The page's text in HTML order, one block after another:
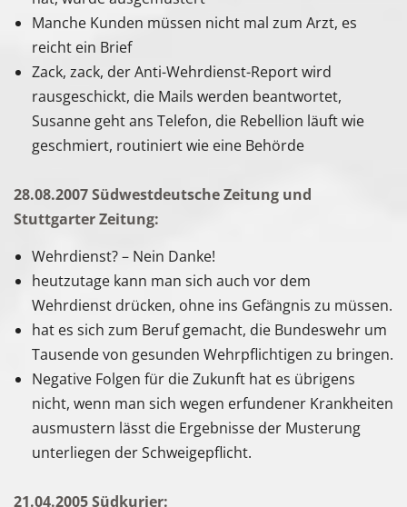
Manche Kunden müssen nicht mal zum Arzt, es
reicht ein Brief
Zack, zack, der Anti-Wehrdienst-Report wird
rausgeschickt, die Mails werden beantwortet,
Susanne geht ans Telefon, die Rebellion läuft wie
geschmiert, routiniert wie eine Behörde
28.08.2007 Südwestdeutsche Zeitung und
Stuttgarter Zeitung:
Wehrdienst? – Nein Danke!
heutzutage kann man sich auch vor dem
Wehrdienst drücken, ohne ins Gefängnis zu müssen.
hat es sich zum Beruf gemacht, die Bundeswehr um
Tausende von gesunden Wehrpflichtigen zu bringen.
Negative Folgen für die Zukunft hat es übrigens
nicht, wenn man sich wegen erfundener Krankheiten
ausmustern lässt die Ergebnisse der Musterung
unterliegen der Schweigepflicht.
21.04.2005 Südkurier: